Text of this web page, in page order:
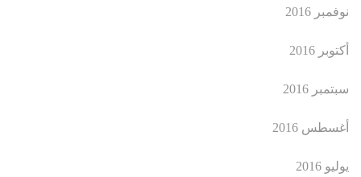
نوفمبر 2016
أكتوبر 2016
سبتمبر 2016
أغسطس 2016
يوليو 2016